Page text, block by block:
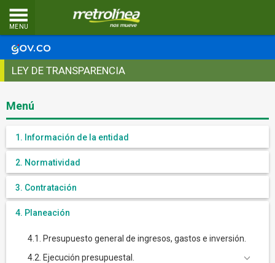
MENU
LEY DE TRANSPARENCIA
Menú
1. Información de la entidad
2. Normatividad
3. Contratación
4. Planeación
4.1. Presupuesto general de ingresos, gastos e inversión.
4.2. Ejecución presupuestal.